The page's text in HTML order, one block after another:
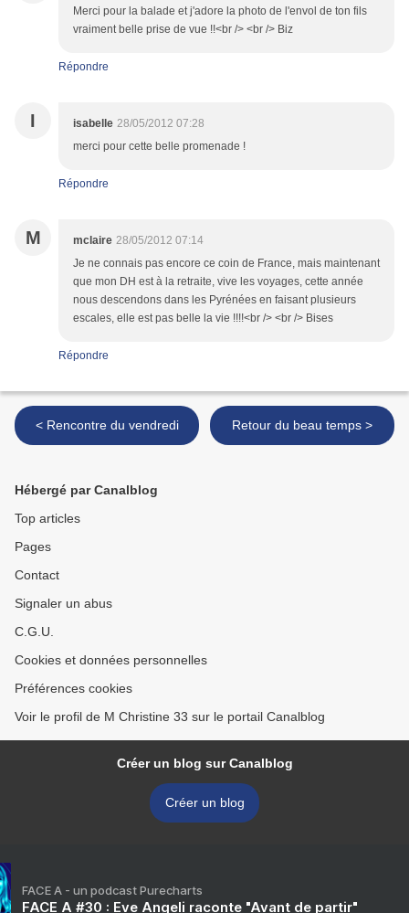
Merci pour la balade et j'adore la photo de l'envol de ton fils
vraiment belle prise de vue !!<br /> <br /> Biz
Répondre
I isabelle 28/05/2012 07:28
merci pour cette belle promenade !
Répondre
M mclaire 28/05/2012 07:14
Je ne connais pas encore ce coin de France, mais maintenant
que mon DH est à la retraite, vive les voyages, cette année
nous descendons dans les Pyrénées en faisant plusieurs
escales, elle est pas belle la vie !!!!<br /> <br /> Bises
Répondre
< Rencontre du vendredi Retour du beau temps >
Hébergé par Canalblog
Top articles
Pages
Contact
Signaler un abus
C.G.U.
Cookies et données personnelles
Préférences cookies
Voir le profil de M Christine 33 sur le portail Canalblog
Créer un blog sur Canalblog
Créer un blog
FACE A - un podcast Purecharts
FACE A #30 : Eve Angeli raconte "Avant de partir"